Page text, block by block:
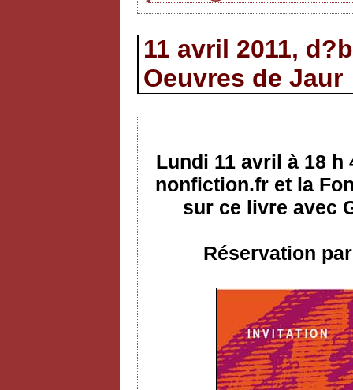
11 avril 2011,
Oeuvres de Jaur
Lundi 11 avril à 18 h
nonfiction.fr et la
sur ce livre avec
Réservation